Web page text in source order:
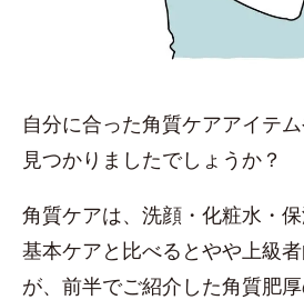
自分に合った角質ケアアイテ
見つかりましたでしょうか？
角質ケアは、洗顔・化粧水・
基本ケアと比べるとやや上級
が、前半でご紹介した角質肥